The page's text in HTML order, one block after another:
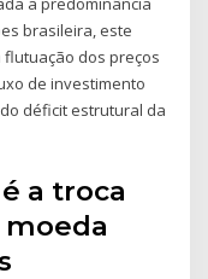
brasileira, este
dos preços
de investimento
déficit estrutural da
a troca
moeda